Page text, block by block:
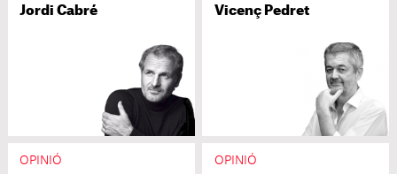
Jordi Cabré Vicenç Pedret
OPINIÓ OPINIÓ